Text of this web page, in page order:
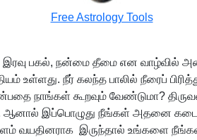
Free Astrology Tools
இரவு பகல், நன்மை தீமை என
உள்ளது. நீர் கலந்த பாலில் நீரைப்
நாங்கள் கூறவும் வேண்டுமா?
ஆனால் இப்பொழுது நீங்கள் அதனை
வயதினராக இருந்தால் உங்களை